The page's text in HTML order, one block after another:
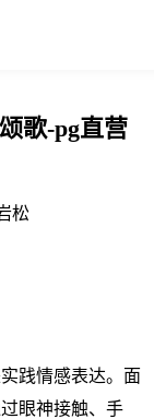
歌-pg直营
松
践情感表达。面
眼神接触、手